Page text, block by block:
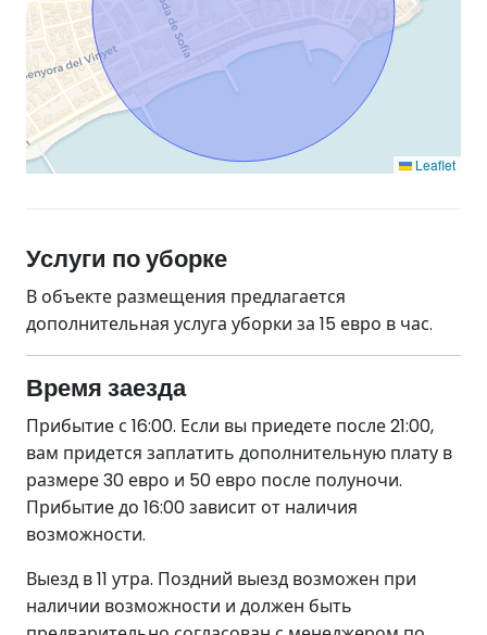
Leaflet
Услуги по уборке
В объекте размещения предлагается
дополнительная услуга уборки за 15 евро в час.
Время заезда
Прибытие с 16:00. Если вы приедете после 21:00,
вам придется заплатить дополнительную плату в
размере 30 евро и 50 евро после полуночи.
Прибытие до 16:00 зависит от наличия
возможности.
Выезд в 11 утра. Поздний выезд возможен при
наличии возможности и должен быть